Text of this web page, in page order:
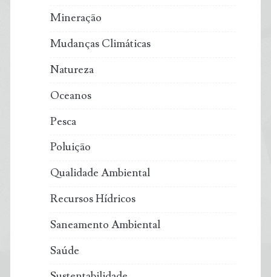
Mineração
Mudanças Climáticas
Natureza
Oceanos
Pesca
Poluição
Qualidade Ambiental
Recursos Hídricos
Saneamento Ambiental
Saúde